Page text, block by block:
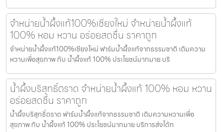
จำหน่ายน้ำผึ้งแท้100%เชียงใหม่ จำหน่ายน้ำผึ้งแท้
100% หอม หวาน อร่อยสดชื่น ราคาถูก
จำหน่ายน้ำผึ้งแท้100%เชียงใหม่ ฟาร์มน้ำผึ้งแท้จากธรรมชาติ เติมความ
หวานเพื่อสุขภาพ กับ น้ำผึ้งแท้ 100% ประโยชน์มากมาย บริ
น้ำผึ้งบริสุทธิ์ตราด จำหน่ายน้ำผึ้งแท้ 100% หอม หวาน
อร่อยสดชื่น ราคาถูก
น้ำผึ้งบริสุทธิ์ตราด ฟาร์มน้ำผึ้งแท้จากธรรมชาติ เติมความหวานเพื่อ
สุขภาพ กับ น้ำผึ้งแท้ 100% ประโยชน์มากมาย บริการส่งได้ท